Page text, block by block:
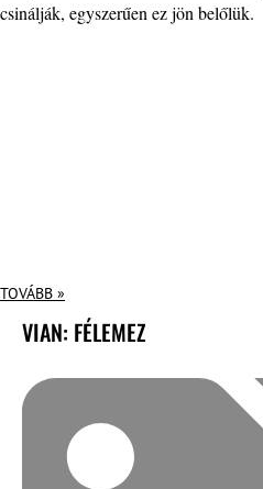
csinálják, egyszerűen ez jön belőlük.
TOVÁBB »
VIAN: FÉLEMEZ